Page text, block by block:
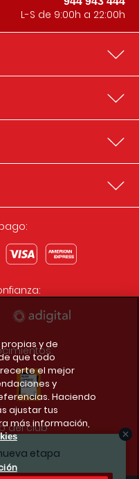
etapa
L-S de 9:00h a 22:00h
del club
propias y de
que todo
el mejor
y
Haciendo
ajustar tus
más información,